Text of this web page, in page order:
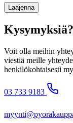
Laajenna
Voit olla meihin
viestiä meille
henkilökohtaisesti
03 733 9183